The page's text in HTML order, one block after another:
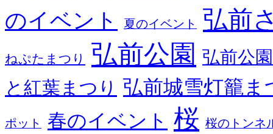
のイベント 夏のイベント 弘前
ねぷたまつり 弘前公園 弘前公
と紅葉まつり 弘前城雪灯籠ま
ポット 春のイベント 桜 桜のトンネ